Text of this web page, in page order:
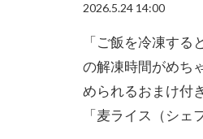
2026.5.24 14:00
「ご飯を冷凍す
の解凍時間がめち
められるおまけ付
「麦ライス（シェ